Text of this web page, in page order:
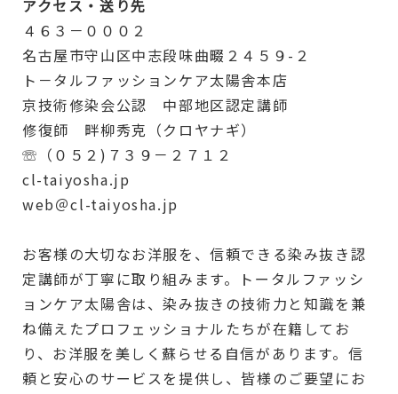
アクセス・送り先
４６３－０００２
名古屋市守山区中志段味曲畷２４５９-２
ト－タルファッションケア太陽舎本店
京技術修染会公認 中部地区認定講師
修復師 畔柳秀克（クロヤナギ）
☏（０５２)７３９－２７１２
cl-taiyosha.jp
web＠cl-taiyosha.jp
お客様の大切なお洋服を、信頼できる染み抜き認
定講師が丁寧に取り組みます。トータルファッシ
ョンケア太陽舎は、染み抜きの技術力と知識を兼
ね備えたプロフェッショナルたちが在籍してお
り、お洋服を美しく蘇らせる自信があります。信
頼と安心のサービスを提供し、皆様のご要望にお